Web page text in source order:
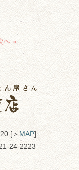
へ »
[＞MAP]
24-2223